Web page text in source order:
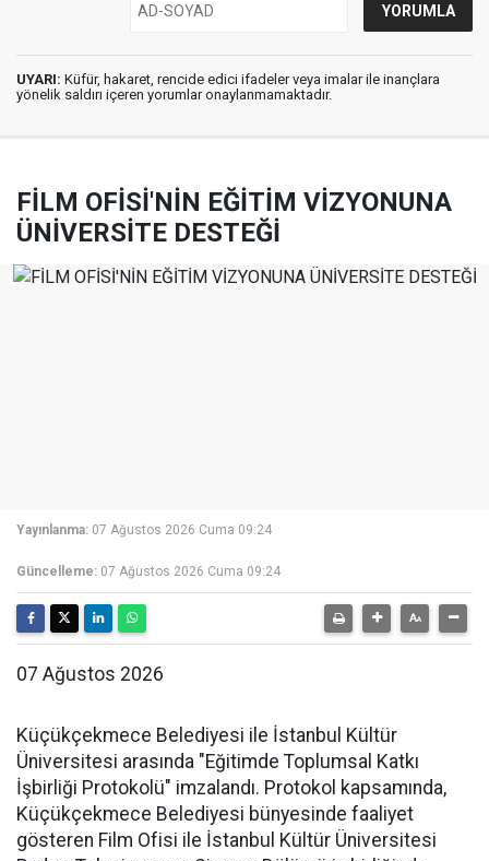
UYARI: Küfür, hakaret, rencide edici ifadeler veya imalar ile inançlara
yönelik saldırı içeren yorumlar onaylanmamaktadır.
FİLM OFİSİ'NİN EĞİTİM VİZYONUNA
ÜNİVERSİTE DESTEĞİ
Yayınlanma: 07 Ağustos 2026 Cuma 09:24
Güncelleme: 07 Ağustos 2026 Cuma 09:24
07 Ağustos 2026
Küçükçekmece Belediyesi ile İstanbul Kültür
Üniversitesi arasında "Eğitimde Toplumsal Katkı
İşbirliği Protokolü" imzalandı. Protokol kapsamında,
Küçükçekmece Belediyesi bünyesinde faaliyet
gösteren Film Ofisi ile İstanbul Kültür Üniversitesi